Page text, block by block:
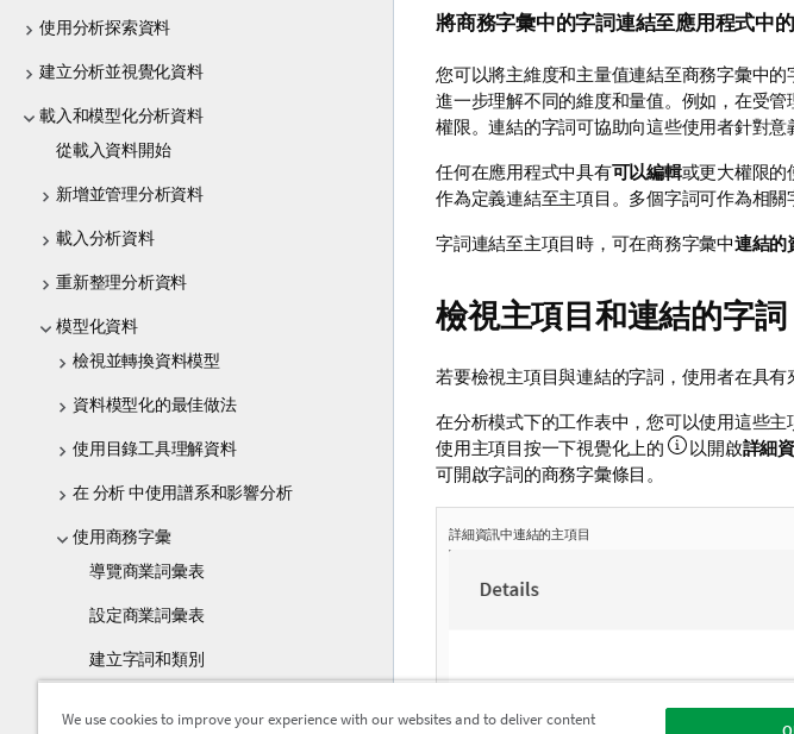
使用分析探索資料
建立分析並視覺化資料
載入和模型化分析資料
從載入資料開始
新增並管理分析資料
載入分析資料
重新整理分析資料
模型化資料
檢視並轉換資料模型
資料模型化的最佳做法
使用目錄工具理解資料
在 分析 中使用譜系和影響分析
使用商務字彙
導覽商業詞彙表
設定商業詞彙表
建立字詞和類別
將商務字彙中的字詞連結至應用程式中的
您可以將主維度和主量值連結至商務字彙中
進一步理解不同的維度和量值。例如，在受
權限。連結的字詞可協助向這些使用者針對意
任何在應用程式中具有可以編輯或更大權限的
作為定義連結至主項目。多個字詞可作為相關
字詞連結至主項目時，可在商務字彙中連結的
檢視主項目和連結的字詞
若要檢視主項目與連結的字詞，使用者在具
在分析模式下的工作表中，您可以使用這些主
使用主項目按一下視覺化上的
以開啟詳細
可開啟字詞的商務字彙條目。
詳細資訊中連結的主項目
We use cookies to improve your experience with our websites and to deliver content